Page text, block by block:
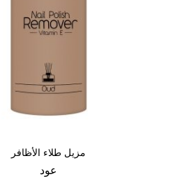
مزيل طلاء الأظافر
عود